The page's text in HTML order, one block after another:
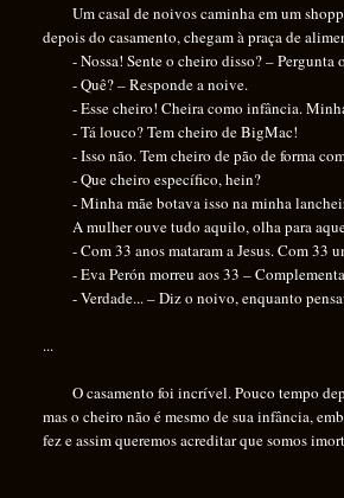
Um casal de noivos caminha em um
depois do casamento, chegam à praça de
- Nossa! Sente o cheiro disso? – Pergunta
- Quê? – Responde a noive.
- Esse cheiro! Cheira como infância.
- Tá louco? Tem cheiro de BigMac!
- Isso não. Tem cheiro de pão de forma
- Que cheiro específico, hein?
- Minha mãe botava isso na minha
A mulher ouve tudo aquilo, olha para
- Com 33 anos mataram a Jesus. Com 33
- Eva Perón morreu aos 33 –
- Verdade... – Diz o noivo, enquanto
...
O casamento foi incrível. Pouco tempo
mas o cheiro não é mesmo de sua infância,
fez e assim queremos acreditar que somos